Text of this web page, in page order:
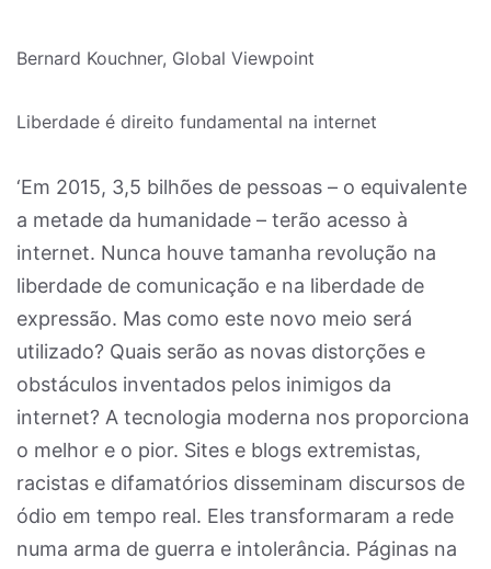
Bernard Kouchner, Global Viewpoint
Liberdade é direito fundamental na internet
‘Em 2015, 3,5 bilhões de pessoas – o equivalente
a metade da humanidade – terão acesso à
internet. Nunca houve tamanha revolução na
liberdade de comunicação e na liberdade de
expressão. Mas como este novo meio será
utilizado? Quais serão as novas distorções e
obstáculos inventados pelos inimigos da
internet? A tecnologia moderna nos proporciona
o melhor e o pior. Sites e blogs extremistas,
racistas e difamatórios disseminam discursos de
ódio em tempo real. Eles transformaram a rede
numa arma de guerra e intolerância. Páginas na